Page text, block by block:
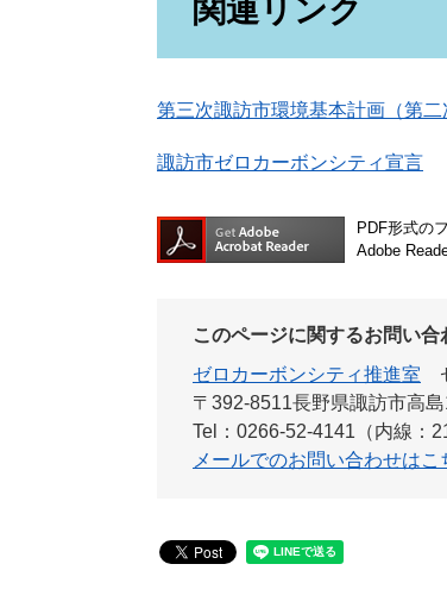
関連リンク
第三次諏訪市環境基本計画（第
諏訪市ゼロカーボンシティ宣言
PDF形式の
Adobe
このページに関するお問い合
ゼロカーボンシティ推進室
〒392-8511長野県諏訪市高
Tel：0266-52-4141（内線：
メールでのお問い合わせはこ